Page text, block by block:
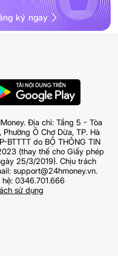
ký ngay
Địa chỉ: Tầng 5 - Tòa
Ô Chợ Dừa, TP. Hà
BTTTT do BỘ THÔNG TIN
(thay thế cho Giấy phép
25/3/2019). Chịu trách
support@24hmoney.vn.
0346.701.666
sử dụng